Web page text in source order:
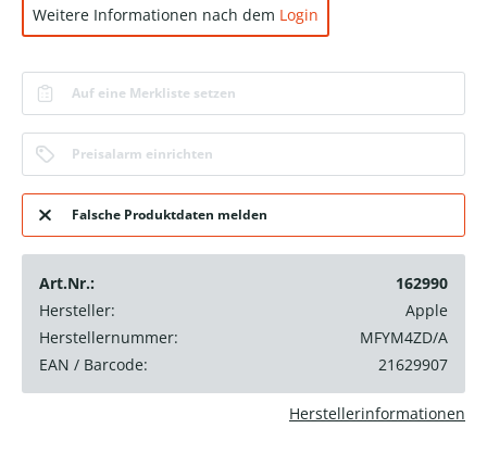
Weitere Informationen nach dem Login
Auf eine Merkliste setzen
Preisalarm einrichten
Falsche Produktdaten melden
Art.Nr.:
162990
Hersteller:
Apple
Herstellernummer:
MFYM4ZD/A
EAN / Barcode:
21629907
Herstellerinformationen